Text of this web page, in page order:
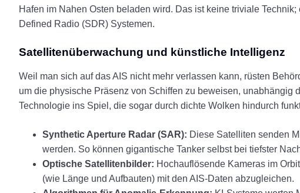
Hafen im Nahen Osten beladen wird. Das ist keine triviale
Defined Radio (SDR) Systemen.
Satellitenüberwachung und künstliche Intelligenz
Weil man sich auf das AIS nicht mehr verlassen kann, rüsten
um die physische Präsenz von Schiffen zu beweisen,
Technologie ins Spiel, die sogar durch dichte Wolken hindurch
Synthetic Aperture Radar (SAR): Diese Satelliten senden
werden. So können gigantische Tanker selbst bei tiefster
Optische Satellitenbilder: Hochauflösende Kameras im
(wie Länge und Aufbauten) mit den AIS-Daten abzugleichen.